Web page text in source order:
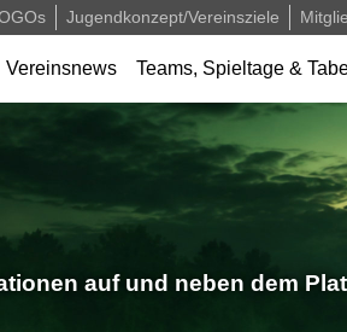
Jugendkonzept/Vereinsziele
Vereinsnews Teams, Spieltage &
auf und neben dem